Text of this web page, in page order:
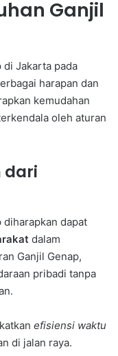
Ganjil
di Jakarta pada
harapan dan
kemudahan
oleh aturan
dari
diharapkan dapat
dalam
Ganjil Genap,
pribadi tanpa
efisiensi waktu
di jalan raya.